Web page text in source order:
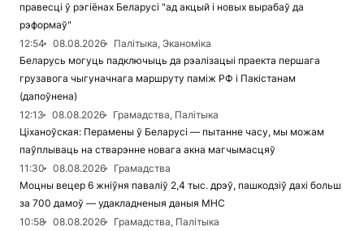
правесці ў рэгіёнах Беларусі "ад акцый і новых вырабаў да
рэформаў"
12:54
08.08.2026
Палітыка, Эканоміка
Беларусь могуць падключыць да рэалізацыі праекта першага
грузавога чыгуначнага маршруту паміж РФ і Пакістанам
(дапоўнена)
12:13
08.08.2026
Грамадства, Палітыка
Ціханоўская: Перамены ў Беларусі — пытанне часу, мы можам
паўплываць на стварэнне новага акна магчымасцяў
11:30
08.08.2026
Грамадства
Моцны вецер 6 жніўня паваліў 2,4 тыс. дрэў, пашкодзіў дахі больш
за 700 дамоў — удакладненыя даныя МНС
10:58
08.08.2026
Грамадства, Палітыка